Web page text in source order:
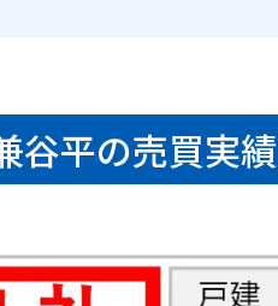
谷平の売買実績